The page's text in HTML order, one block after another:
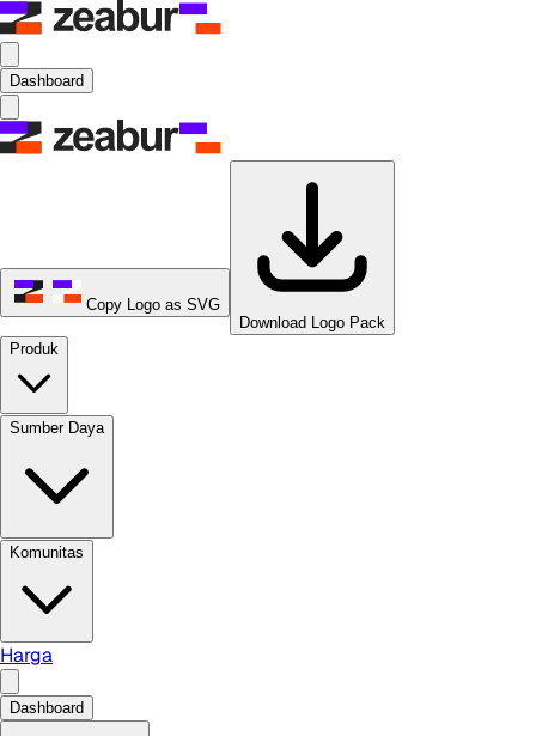
Dashboard
Copy Logo as SVG
Download Logo Pack
Produk
Sumber Daya
Komunitas
Harga
Dashboard